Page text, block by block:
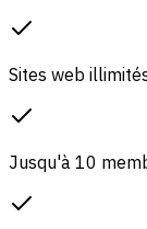
Sites web
Jusqu'à 10